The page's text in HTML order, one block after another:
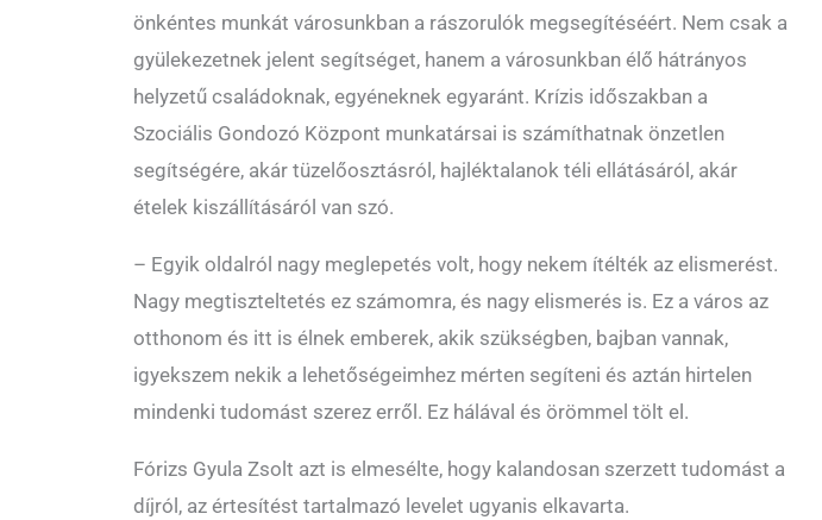
önkéntes munkát városunkban a rászorulók megsegítéséért. Nem csak a
gyülekezetnek jelent segítséget, hanem a városunkban élő hátrányos
helyzetű családoknak, egyéneknek egyaránt. Krízis időszakban a
Szociális Gondozó Központ munkatársai is számíthatnak önzetlen
segítségére, akár tüzelőosztásról, hajléktalanok téli ellátásáról, akár
ételek kiszállításáról van szó.
– Egyik oldalról nagy meglepetés volt, hogy nekem ítélték az elismerést.
Nagy megtiszteltetés ez számomra, és nagy elismerés is. Ez a város az
otthonom és itt is élnek emberek, akik szükségben, bajban vannak,
igyekszem nekik a lehetőségeimhez mérten segíteni és aztán hirtelen
mindenki tudomást szerez erről. Ez hálával és örömmel tölt el.
Fórizs Gyula Zsolt azt is elmesélte, hogy kalandosan szerzett tudomást a
díjról, az értesítést tartalmazó levelet ugyanis elkavarta.